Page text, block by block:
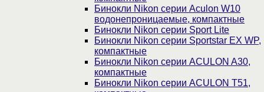
Бинокли Nikon серии Aculon W10
водонепроницаемые, компактные
Бинокли Nikon серии Sport Lite
Бинокли Nikon серии Sportstar EX WP,
компактные
Бинокли Nikon серии ACULON A30,
компактные
Бинокли Nikon серии ACULON Т51,